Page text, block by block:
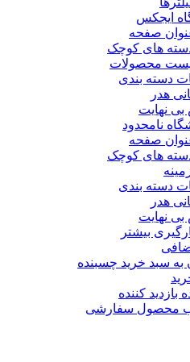
ایجکس
صفحه
های کوچک
محصولات
دسته بندی
هدر
بی نهایت
نامحدود
صفحه
های کوچک
دسته بندی
هدر
بی نهایت
بیشتر
به سبد خرید چسبنده
بازدید کننده
محصول سفارشی